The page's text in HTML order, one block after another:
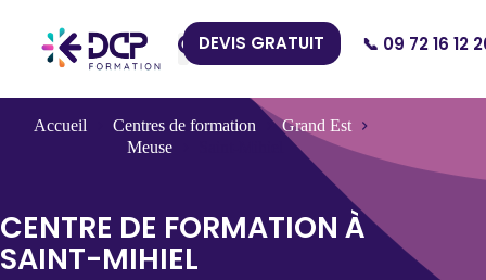
DEVIS GRATUIT 📞 09 72 16 12
Accueil Centres de formation
Grand Est
Meuse
CENTRE DE FORMATION À
SAINT-MIHIEL